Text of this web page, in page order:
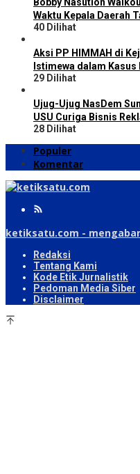
Bobby Nasution
Waktu Kepala Daerah
40 Dilihat
Aksi PP HIMMAH di
Istimewa dalam
29 Dilihat
Ujug-Ujug NasDem
USU Curiga Bisnis
28 Dilihat
Populer
Komentar
ketiksatu.com -
Redaksi
Tentang Kami
Kode Etik Jurnalistik
Pedoman Media Siber
Disclaimer